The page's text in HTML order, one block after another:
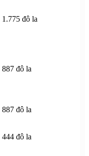
1.775 đô la
887 đô la
887 đô la
444 đô la